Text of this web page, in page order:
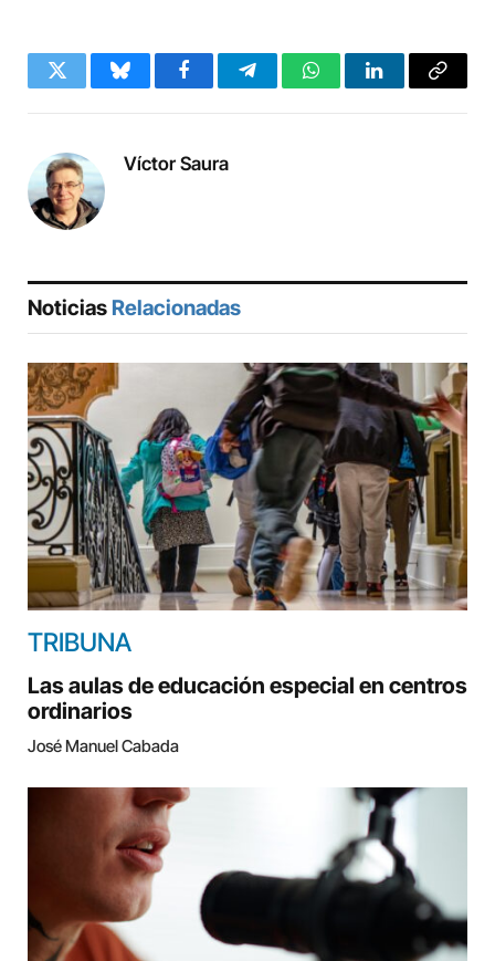
Twitter BlueskyFacebookTelegramWhatsAppLinkedInCopy
Víctor Saura
Noticias Relacionadas
TRIBUNA
Las aulas de educación especial en centros
ordinarios
José Manuel Cabada